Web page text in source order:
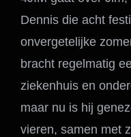
Dennis die acht
onvergetelijke
bracht regelmatig
ziekenhuis en
maar nu is hij
vieren, samen met